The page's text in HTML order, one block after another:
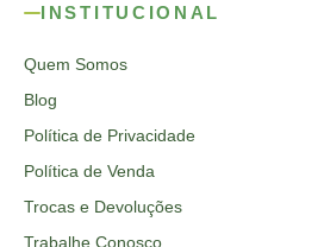
INSTITUCIONAL
Quem Somos
Blog
Política de Privacidade
Política de Venda
Trocas e Devoluções
Trabalhe Conosco